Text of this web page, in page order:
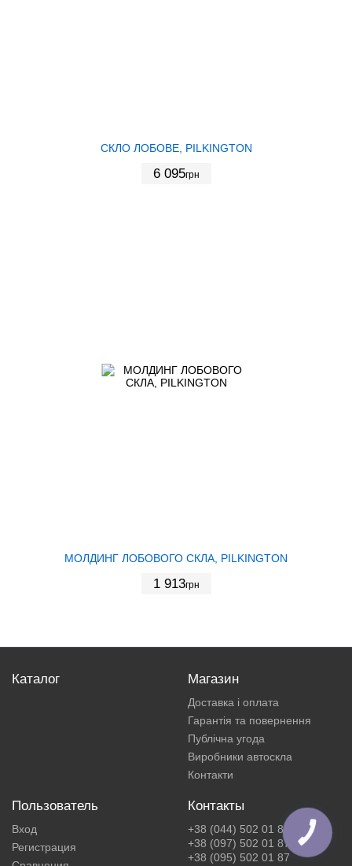
СКЛО ЛОБОВЕ, PILKINGTON
6 095грн
МОЛДИНГ ЛОБОВОГО СКЛА, PILKINGTON
1 913грн
Каталог Магазин
Доставка і оплата
Гарантія та повернення
Публічна угода
Виробники автоскла
Контакти
Пользователь
Вход
Регистрация
Контакты
+38 (044) 502 01 87
+38 (097) 502 01 87
+38 (095) 502 01 87
КНОПКА
ЗВ'ЯЗКУ